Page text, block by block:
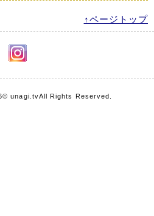
↑ページトップ
© unagi.tvAll Rights Reserved.